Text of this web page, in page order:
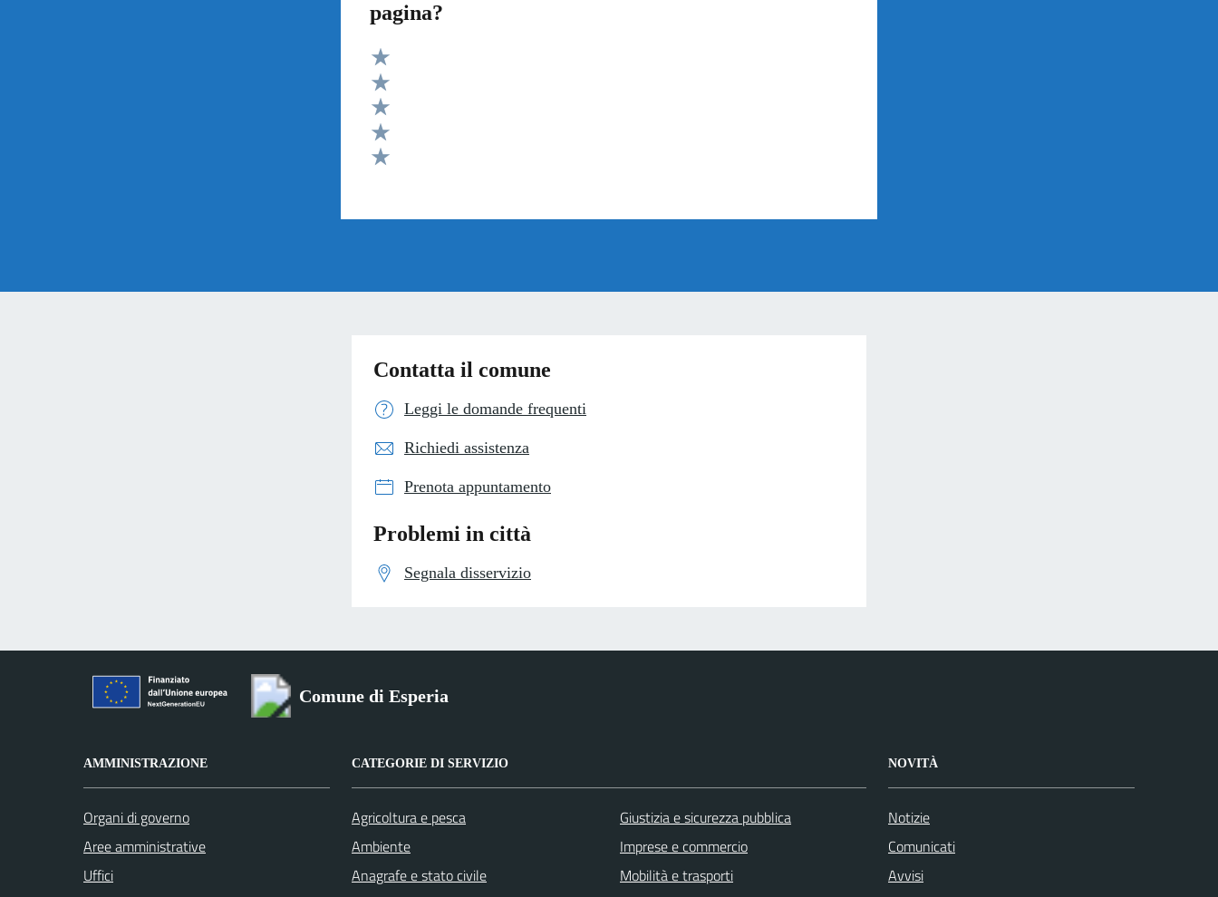
pagina?
Valuta 5 stelle su 5
Valuta 4 stelle su 5
Valuta 3 stelle su 5
Valuta 2 stelle su 5
Contatta il comune
Leggi le domande frequenti
Richiedi assistenza
Prenota appuntamento
Problemi in città
Segnala disservizio
Comune di Esperia
AMMINISTRAZIONE
Organi di governo
Aree amministrative
Uffici
CATEGORIE DI SERVIZIO
Agricoltura e pesca
Ambiente
Anagrafe e stato civile
Giustizia e sicurezza pubblica
Imprese e commercio
Mobilità e trasporti
NOVITÀ
Notizie
Comunicati
Avvisi